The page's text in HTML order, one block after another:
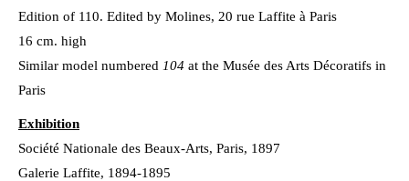
Edition of 110. Edited by Molines, 20 rue Laffite à Paris
16 cm. high
Similar model numbered 104 at the Musée des Arts Décoratifs in
Paris
Exhibition
Société Nationale des Beaux-Arts, Paris, 1897
Galerie Laffite, 1894-1895